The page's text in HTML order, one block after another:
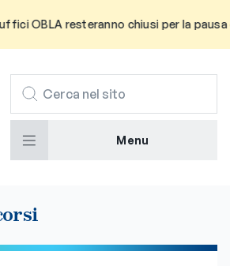
OBLA resteranno chiusi per la pausa
CERCA
Menu